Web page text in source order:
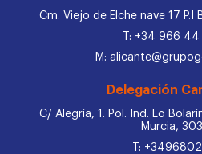
Cm. Viejo de Elche nave 17
T: +34 966
M:
Delegación
C/ Alegría, 1. Pol. Ind. Lo
Murcia,
T: